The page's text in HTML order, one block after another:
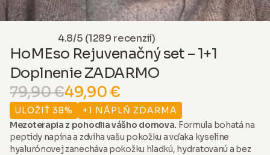
4.8/5 (1289 recenzií)
HoMEso Rejuvenačný set – 1+1
Doplnenie ZADARMO
79,90 €49,90 €
ULOŽIŤ 38%
+1 NÁPLŇ ZDARMA
Mezoterapia z pohodlia vášho domova. Formula bohatá na
peptidy napína a zdvíha vašu pokožku a vďaka kyseline
hyalurónovej zanecháva pokožku hladkú, hydratovanú a bez